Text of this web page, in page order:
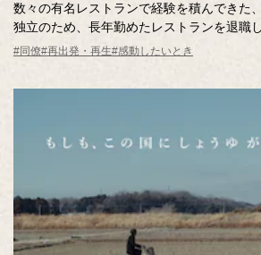
数々の有名レストランで経験を積んできた
独立のため、長年勤めたレストランを退職し
#同僚#再出発・再生#感動したいとき